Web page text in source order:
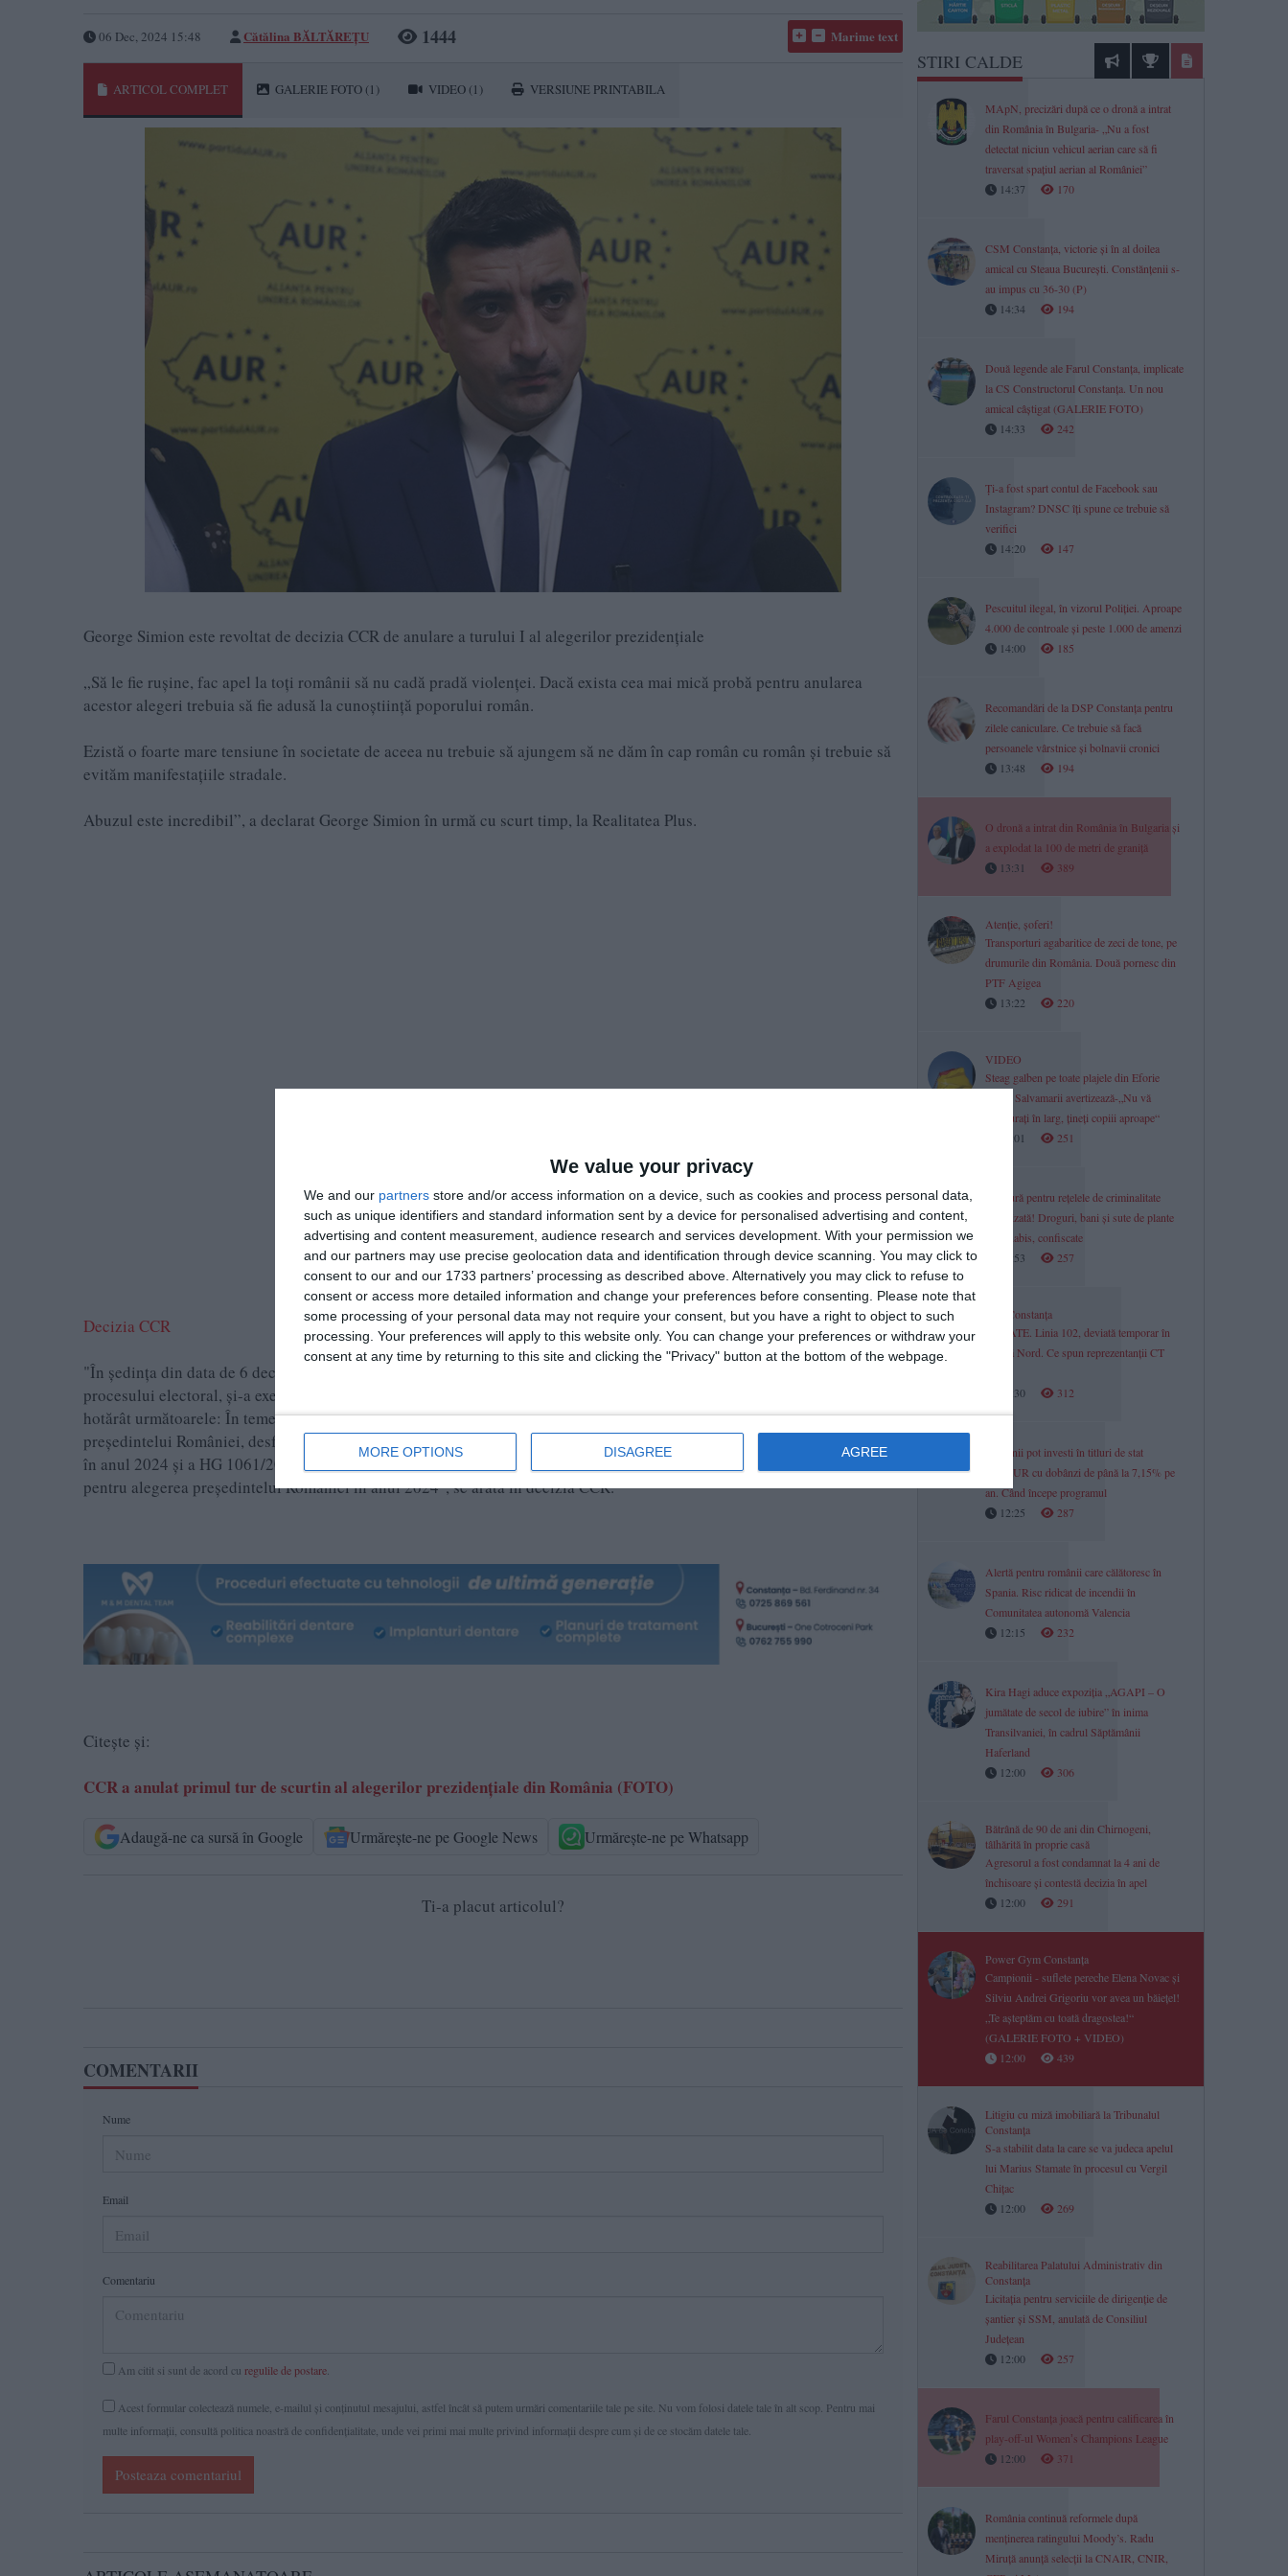
We value your privacy
We and our partners store and/or access information on a device, such as cookies and process personal data,
such as unique identifiers and standard information sent by a device for personalised advertising and content,
advertising and content measurement, audience research and services development. With your permission we
and our partners may use precise geolocation data and identification through device scanning. You may click to
consent to our and our 1733 partners’ processing as described above. Alternatively you may click to refuse to
consent or access more detailed information and change your preferences before consenting.
Please note that
some processing of your personal data may not require your consent, but you have a right to object to such
processing. Your preferences will apply to this website only. You can change your preferences or withdraw your
consent at any time by returning to this site and clicking the "Privacy" button at the bottom of the webpage.
MORE OPTIONS DISAGREE AGREE
06 Dec, 2024 15:48 Cătălina BĂLTĂREȚU 1444 Marime text
ARTICOL COMPLET GALERIE FOTO (1) VIDEO (1) VERSIUNE PRINTABILA
George Simion este revoltat de decizia CCR de anulare a turului I al alegerilor prezidențiale
„Să le fie rușine, fac apel la toți românii să nu cadă pradă violenței. Dacă exista cea mai mică probă pentru anularea
acestor alegeri trebuia să fie adusă la cunoștiință poporului român.
Ezistă o foarte mare tensiune în societate de aceea nu trebuie să ajungem să ne dăm în cap român cu român și trebuie să
evităm manifestațiile stradale.
Abuzul este incredibil”, a declarat George Simion în urmă cu scurt timp, la Realitatea Plus.
Decizia CCR
"În şedinţa din data de 6 decembrie 2024, Curtea Constituţională, în vederea asigurării corectitudinii şi legalităţii
procesului electoral, şi-a exercitat atribuţia prevăzută de art.146 lit.f) din Constituţie şi, cu unanimitate de voturi, a
hotărât următoarele: În temeiul art. 145 lit. f) din Constituţie, anulează întregul proces electoral cu privire la alegerea
preşedintelui României, desfăşurat în baza HG 756/2024 privind stabilirea datei alegerilor pentru preşedintele României
în anul 2024 şi a HG 1061/2024 privind aprobarea programului calendaristic pentru realizarea acţiunilor necesare
pentru alegerea preşedintelui României în anul 2024", se arată în decizia CCR.
Citește și:
CCR a anulat primul tur de scurtin al alegerilor prezidențiale din România (FOTO)
Adaugă-ne ca sursă în Google Urmărește-ne pe Google News Urmărește-ne pe Whatsapp
Ti-a placut articolul?
COMENTARII
Nume
Email
Comentariu
Am citit si sunt de acord cu regulile de postare
Acest formular colectează numele, e-mailul şi conținutul mesajului, astfel încât să putem urmări comentariile tale pe site. Nu vom folosi datele tale în alt scop. Pentru mai
multe informaţii, consultă politica noastră de confidenţialitate, unde vei primi mai multe privind informaţii despre cum și de ce stocăm datele tale.
Posteaza comentariul
STIRI CALDE
MApN, precizări după ce o dronă a intrat
din România în Bulgaria- „Nu a fost
detectat niciun vehicul aerian care să fi
traversat spațiul aerian al României”
14:37
170
CSM Constanța, victorie și în al doilea
amical cu Steaua București. Constănțenii s-
au impus cu 36-30 (P)
14:34
194
Două legende ale Farul Constanța, implicate
la CS Constructorul Constanța. Un nou
amical câștigat (GALERIE FOTO)
14:33
242
Ți-a fost spart contul de Facebook sau
Instagram? DNSC îți spune ce trebuie să
verifici
14:20
147
Pescuitul ilegal, în vizorul Poliției. Aproape
4.000 de controale și peste 1.000 de amenzi
14:00
185
Recomandări de la DSP Constanța pentru
zilele caniculare. Ce trebuie să facă
persoanele vârstnice și bolnavii cronici
13:48
194
O dronă a intrat din România în Bulgaria și
a explodat la 100 de metri de graniță
13:31
389
Atenție, șoferi!
Transporturi agabaritice de zeci de tone, pe
drumurile din România. Două pornesc din
PTF Agigea
13:22
220
VIDEO
Steag galben pe toate plajele din Eforie
Nord. Salvamarii avertizează-„Nu vă
aventurați în larg, țineți copiii aproape“
13:01
251
Lovitură pentru rețelele de criminalitate
organizată! Droguri, bani și sute de plante
de canabis, confiscate
12:53
257
Știri Constanța
UPDATE. Linia 102, deviată temporar în
Faleză Nord. Ce spun reprezentanții CT
12:30
312
Românii pot investi în titluri de stat
TEZAUR cu dobânzi de până la 7,15% pe
an. Când începe programul
12:25
287
Alertă pentru românii care călătoresc în
Spania. Risc ridicat de incendii în
Comunitatea autonomă Valencia
12:15
232
Kira Hagi aduce expoziția „AGAPI – O
jumătate de secol de iubire” în inima
Transilvaniei, în cadrul Săptămânii
Haferland
12:00
306
Bătrână de 90 de ani din Chirnogeni,
tâlhărită în proprie casă
Agresorul a fost condamnat la 4 ani de
închisoare și contestă decizia în apel
12:00
291
Power Gym Constanța
Campionii - suflete pereche Elena Novac și
Silviu Andrei Grigoriu vor avea un băiețel!
„Te așteptăm cu toată dragostea!“
(GALERIE FOTO + VIDEO)
12:00
439
Litigiu cu miză imobiliară la Tribunalul
Constanța
S-a stabilit data la care se va judeca apelul
lui Marius Stamate în procesul cu Vergil
Chițac
12:00
269
Reabilitarea Palatului Administrativ din
Constanța
Licitația pentru serviciile de dirigenție de
șantier și SSM, anulată de Consiliul
Județean
12:00
257
Farul Constanța joacă pentru calificarea în
play-off-ul Womenʼs Champions League
12:00
371
România continuă reformele după
menținerea ratingului Moody’s. Radu
Miruță anunță selecții la CNAIR, CNIR,